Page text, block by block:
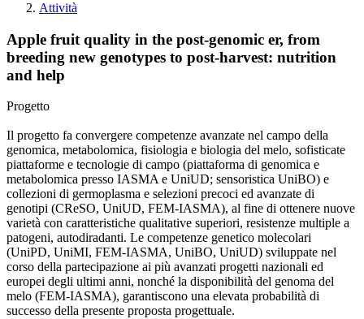
Attività
Apple fruit quality in the post-genomic er, from
breeding new genotypes to post-harvest: nutrition
and help
Progetto
Il progetto fa convergere competenze avanzate nel campo della
genomica, metabolomica, fisiologia e biologia del melo, sofisticate
piattaforme e tecnologie di campo (piattaforma di genomica e
metabolomica presso IASMA e UniUD; sensoristica UniBO) e
collezioni di germoplasma e selezioni precoci ed avanzate di
genotipi (CReSO, UniUD, FEM-IASMA), al fine di ottenere nuove
varietà con caratteristiche qualitative superiori, resistenze multiple a
patogeni, autodiradanti. Le competenze genetico molecolari
(UniPD, UniMI, FEM-IASMA, UniBO, UniUD) sviluppate nel
corso della partecipazione ai più avanzati progetti nazionali ed
europei degli ultimi anni, nonché la disponibilità del genoma del
melo (FEM-IASMA), garantiscono una elevata probabilità di
successo della presente proposta progettuale.